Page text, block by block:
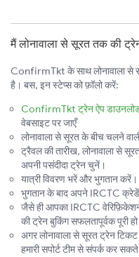
मैं लोनावाला से सूरत तक की
ConfirmTkt के साथ लोनावाला से
है। बस, इन स्टेप्स को फ़ॉलो करें:
ConfirmTkt ट्रेन ऐप
वेबसाइट पर जाएँ
लोनावाला से सूरत के बीच चलने
ट्रैवल की तारीख, लोनावाला से
अपनी पसंदीदा ट्रेन चुनें।
यात्री विवरण भरें और भुगतान करें।
भुगतान के बाद अपने IRCTC
जैसे ही आपका IRCTC वेरिफ़िकेशन
की ट्रेन बुकिंग सफलतापूर्वक पूरी हो
अगर लोनावाला से सूरत ट्रेन
हमारी सपोर्ट टीम से संपर्क कर